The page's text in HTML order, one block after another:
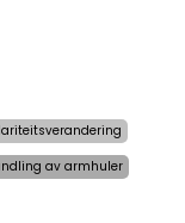
av armhuler